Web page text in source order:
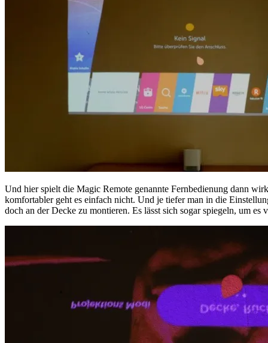
Und hier spielt die Magic Remote genannte Fernbedienung dann
komfortabler geht es einfach nicht. Und je tiefer man in die
doch an der Decke zu montieren. Es lässt sich sogar spiegeln, um